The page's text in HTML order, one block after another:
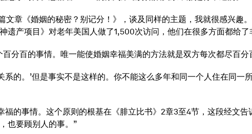
章《婚姻的秘密？别记分！》，谈及同样的主题，我就很感兴趣
产项目》对老年美国人做了1,500次访问，他们在很多方面都给了
分百的事情。唯一能使婚姻幸福美满的方法就是双方每次都尽百分
的。’但是事实不是这样的。你不能这么多年和同一个人住在同一
的事情。这个原则的根基在《腓立比书》2章3至4节，这段经文
也要顾别人的事。”